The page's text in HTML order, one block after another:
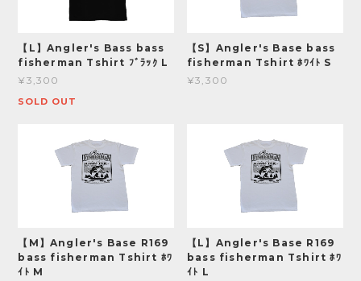
【L】Angler's Bass bass
fisherman Tshirt ﾌﾞﾗｯｸ L
¥3,300
SOLD OUT
【S】Angler's Base bass
fisherman Tshirt ﾎﾜｲﾄ S
¥3,300
【M】Angler's Base R169
bass fisherman Tshirt ﾎﾜ
ｲﾄ M
【L】Angler's Base R169
bass fisherman Tshirt ﾎﾜ
ｲﾄ L